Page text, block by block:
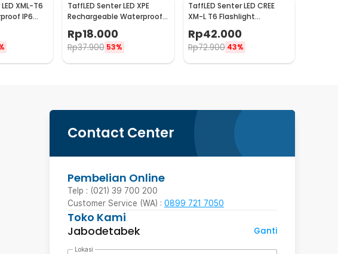
XML-T6
IP6
TaffLED Senter LED XPE
Rechargeable Waterproof
IPX4 200 Lumens - 3187
Rp18.000
Rp37.900 53%
TaffLED Senter LED CREE
XM-L T6 Flashlight
- CH1463
Rp42.000
Rp72.900 43%
Contact Center
Pembelian Online
Telp : (021) 39 700 200
Customer Service (WA) : 0899 721 7050
Toko Kami
Jabodetabek
Ganti
Lokasi